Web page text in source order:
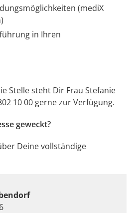
(mediX
in Ihren
Stelle steht Dir Frau Stefanie
10 00 gerne zur Verfügung.
geweckt?
Deine vollständige